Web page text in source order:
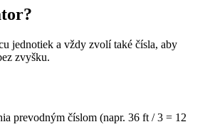
jednotiek a vždy zvolí také čísla, aby
zvyšku.
prevodným číslom (napr. 36 ft / 3 = 12